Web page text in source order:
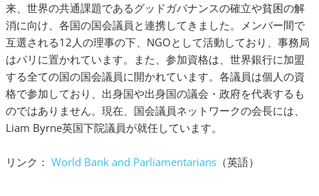
来、世界の共通課題であるグッドガバナンスの確立や貧困の解
消に向け、各国の国会議員と連携してきました。メンバー間で
互選される12人の理事の下、NGOとして活動しており、事務局
はパリに置かれています。また、参加資格は、世界銀行に加盟
する全ての国の国会議員に開かれています。各議員は個人の資
格で参加しており、出身国や出身国の議会・政府を代表するも
のではありません。現在、国会議員ネットワークの会長には、
Liam Byrne英国下院議員が就任しています。
リンク： World Bank and Parliamentarians （英語）